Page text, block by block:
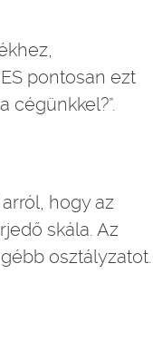
pontosan ezt
hogy az
skála. Az
osztályzatot.